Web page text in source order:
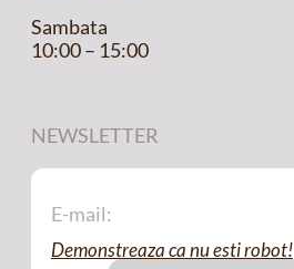
Sambata
10:00 – 15:00
NEWSLETTER
Demonstreaza ca nu esti robot!